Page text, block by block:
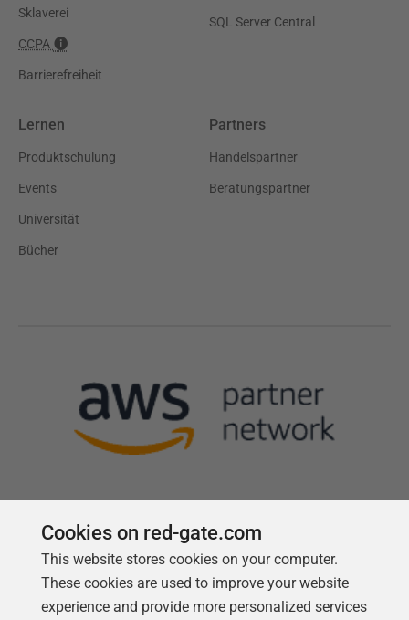
Sklaverei
CCPA
Barrierefreiheit
SQL Server Central
Lernen
Produktschulung
Events
Universität
Bücher
Partners
Handelspartner
Beratungspartner
Follow us
Cookies on red-gate.com
This website stores cookies on your computer.
These cookies are used to improve your website
experience and provide more personalized services